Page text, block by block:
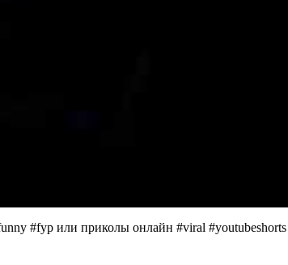
#fyp или приколы онлайн #viral #youtubeshorts